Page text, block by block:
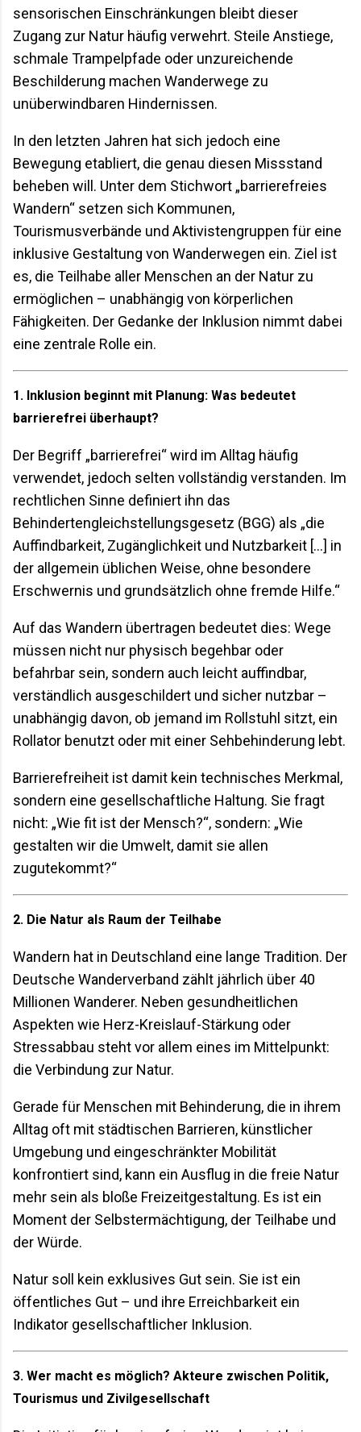
sensorischen Einschränkungen bleibt dieser
Zugang zur Natur häufig verwehrt. Steile Anstiege,
schmale Trampelpfade oder unzureichende
Beschilderung machen Wanderwege zu
unüberwindbaren Hindernissen.
In den letzten Jahren hat sich jedoch eine
Bewegung etabliert, die genau diesen Missstand
beheben will. Unter dem Stichwort „barrierefreies
Wandern“ setzen sich Kommunen,
Tourismusverbände und Aktivistengruppen für eine
inklusive Gestaltung von Wanderwegen ein. Ziel ist
es, die Teilhabe aller Menschen an der Natur zu
ermöglichen – unabhängig von körperlichen
Fähigkeiten. Der Gedanke der Inklusion nimmt dabei
eine zentrale Rolle ein.
1. Inklusion beginnt mit Planung: Was bedeutet
barrierefrei überhaupt?
Der Begriff „barrierefrei“ wird im Alltag häufig
verwendet, jedoch selten vollständig verstanden. Im
rechtlichen Sinne definiert ihn das
Behindertengleichstellungsgesetz (BGG) als „die
Auffindbarkeit, Zugänglichkeit und Nutzbarkeit […] in
der allgemein üblichen Weise, ohne besondere
Erschwernis und grundsätzlich ohne fremde Hilfe.“
Auf das Wandern übertragen bedeutet dies: Wege
müssen nicht nur physisch begehbar oder
befahrbar sein, sondern auch leicht auffindbar,
verständlich ausgeschildert und sicher nutzbar –
unabhängig davon, ob jemand im Rollstuhl sitzt, ein
Rollator benutzt oder mit einer Sehbehinderung lebt.
Barrierefreiheit ist damit kein technisches Merkmal,
sondern eine gesellschaftliche Haltung. Sie fragt
nicht: „Wie fit ist der Mensch?“, sondern: „Wie
gestalten wir die Umwelt, damit sie allen
zugutekommt?“
2. Die Natur als Raum der Teilhabe
Wandern hat in Deutschland eine lange Tradition. Der
Deutsche Wanderverband zählt jährlich über 40
Millionen Wanderer. Neben gesundheitlichen
Aspekten wie Herz-Kreislauf-Stärkung oder
Stressabbau steht vor allem eines im Mittelpunkt:
die Verbindung zur Natur.
Gerade für Menschen mit Behinderung, die in ihrem
Alltag oft mit städtischen Barrieren, künstlicher
Umgebung und eingeschränkter Mobilität
konfrontiert sind, kann ein Ausflug in die freie Natur
mehr sein als bloße Freizeitgestaltung. Es ist ein
Moment der Selbstermächtigung, der Teilhabe und
der Würde.
Natur soll kein exklusives Gut sein. Sie ist ein
öffentliches Gut – und ihre Erreichbarkeit ein
Indikator gesellschaftlicher Inklusion.
3. Wer macht es möglich? Akteure zwischen Politik,
Tourismus und Zivilgesellschaft